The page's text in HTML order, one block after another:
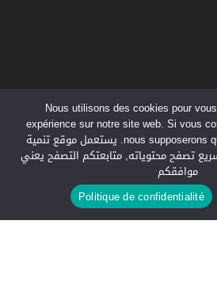
آخر أخبار تنمية
Nous utilisons des cookies pour
expérience sur notre site web. Si vous
nous supposerons que vous en êtes satisfait. يستعمل موقع تنمية
تصفح محتوياته, متابعتكم التصفح يعني
موافقكم
Politique de confidentialité